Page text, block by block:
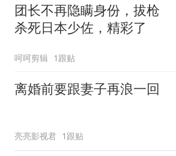
团长不再隐瞒身份，拔枪
杀死日本少佐，精彩了
呵呵剪辑 1跟贴
离婚前要跟妻子再浪一回
亮亮影视君 1跟贴